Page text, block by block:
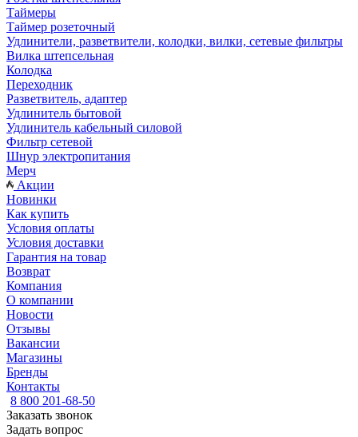
Таймеры
Таймер розеточный
Удлинители, разветвители, колодки, вилки, сетевые фильтры
Вилка штепсельная
Колодка
Переходник
Разветвитель, адаптер
Удлинитель бытовой
Удлинитель кабельный силовой
Фильтр сетевой
Шнур электропитания
Мерч
Акции
Новинки
Как купить
Условия оплаты
Условия доставки
Гарантия на товар
Возврат
Компания
О компании
Новости
Отзывы
Вакансии
Магазины
Бренды
Контакты
8 800 201-68-50
Заказать звонок
Задать вопрос